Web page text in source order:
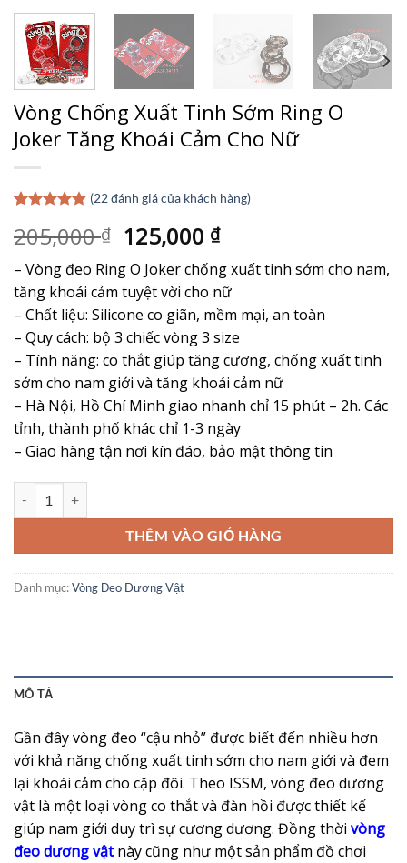
Vòng Chống Xuất Tinh Sớm Ring O
Joker Tăng Khoái Cảm Cho Nữ
dựa trên
đánh giá
(22đánh giá của khách hàng)
205,000₫ Giá
gốc
là:
205,000 ₫.
125,000 ₫Giá
hiện
tại
là:
125,000 ₫.
– Vòng đeo Ring O Joker chống xuất tinh sớm cho nam,
tăng khoái cảm tuyệt vời cho nữ
– Chất liệu: Silicone co giãn, mềm mại, an toàn
– Quy cách: bộ 3 chiếc vòng 3 size
– Tính năng: co thắt giúp tăng cương, chống xuất tinh
sớm cho nam giới và tăng khoái cảm nữ
– Hà Nội, Hồ Chí Minh giao nhanh chỉ 15 phút – 2h. Các
tỉnh, thành phố khác chỉ 1-3 ngày
– Giao hàng tận nơi kín đáo, bảo mật thông tin
THÊM VÀO GIỎ HÀNG
Danh mục:Vòng Đeo Dương Vật
MÔ TẢ
Gần đây vòng đeo “cậu nhỏ” được biết đến nhiều hơn
với khả năng chống xuất tinh sớm cho nam giới và đem
lại khoái cảm cho cặp đôi. Theo ISSM, vòng đeo dương
vật là một loại vòng co thắt và đàn hồi được thiết kế
giúp nam giới duy trì sự cương dương. Đồng thời vòng
đeo dương vậtnày cũng như một sản phẩm đồ chơi